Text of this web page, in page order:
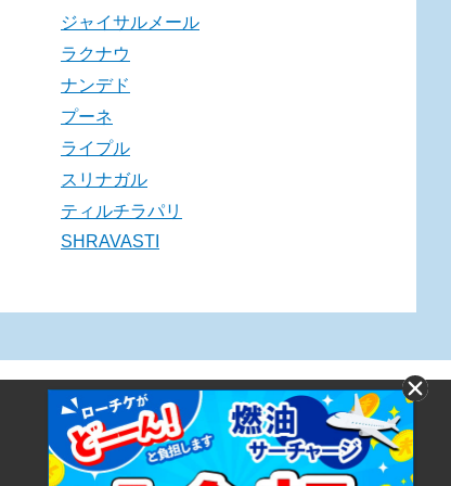
ジャイサルメール
ラクナウ
ナンデド
プーネ
ライプル
スリナガル
ティルチラパリ
SHRAVASTI
株式会社ローソンエンタテインメント
利用規約